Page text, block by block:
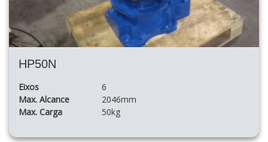
HP50N
Eixos
6
Max. Alcance
2046mm
Max. Carga
50kg